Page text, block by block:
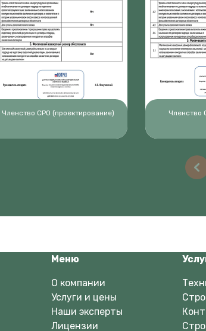
Членство СРО (проектирование) Членство
Меню
О компании
Услуги и цены
Наши эксперты
Лицензии